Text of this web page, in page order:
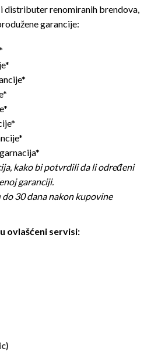
distributer renomiranih brendova,
garancije:
kako bi potvrdili da li određeni
garanciji.
do 30 dana nakon kupovine
ovlašćeni servisi: